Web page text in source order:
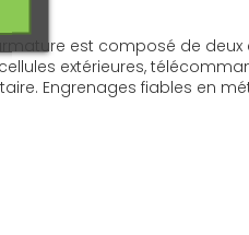
est composé de deux
extérieures,
Engrenages fiables en